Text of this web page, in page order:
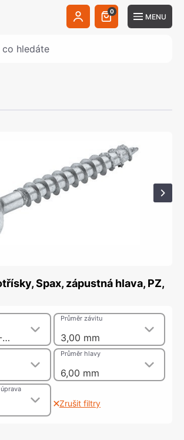
0
MENU
Spax, zápustná hlava, PZ,
&#45;&#45;-Hranatá špička s patentovaným profilem dříku a víceúčelovou hlavou 3,00 mm
Průměr závitu
6,00 mm
Průměr hlavy
Zrušit filtry